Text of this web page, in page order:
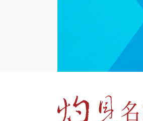
文化